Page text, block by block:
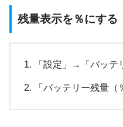
残量表示を％にする
「設定」→「バッテ
「バッテリー残量（